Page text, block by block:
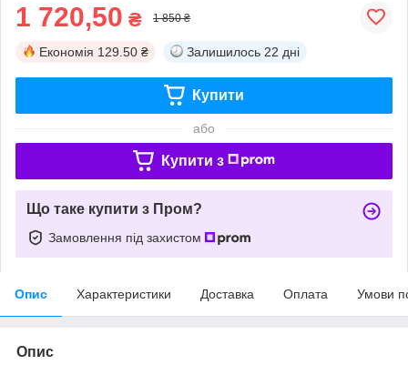
1 720,50 ₴ 1 850 ₴
Економія 129.50 ₴ Залишилось 22 дні
Купити
або
Купити з
Що таке купити з Пром?
Замовлення під захистом
Опис Характеристики Доставка Оплата Умови
Опис